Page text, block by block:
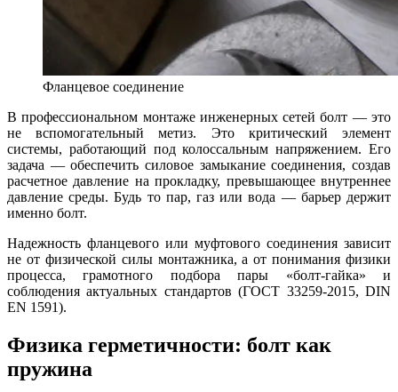
Фланцевое соединение
В профессиональном монтаже инженерных сетей болт — это
не вспомогательный метиз. Это критический элемент
системы, работающий под колоссальным напряжением. Его
задача — обеспечить силовое замыкание соединения, создав
расчетное давление на прокладку, превышающее внутреннее
давление среды. Будь то пар, газ или вода — барьер держит
именно болт.
Надежность фланцевого или муфтового соединения зависит
не от физической силы монтажника, а от понимания физики
процесса, грамотного подбора пары «болт-гайка» и
соблюдения актуальных стандартов (ГОСТ 33259-2015, DIN
EN 1591).
Физика герметичности: болт как
пружина